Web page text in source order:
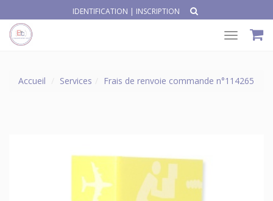
IDENTIFICATION | INSCRIPTION
Toggle
Accueil Services Frais de renvoie commande n°114265